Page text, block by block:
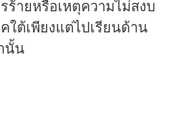
ร้ายหรือเหตุความไม่สงบ
ต้เพียงแต่ไปเรียนด้าน
นั้น